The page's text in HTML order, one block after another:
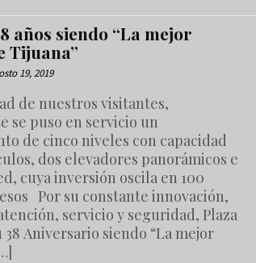
años siendo “La mejor
Tijuana”
19, 2019
de nuestros visitantes,
se puso en servicio un
de cinco niveles con capacidad
dos elevadores panorámicos e
cuya inversión oscila en 100
Por su constante innovación,
servicio y seguridad, Plaza
38 Aniversario siendo “La mejor